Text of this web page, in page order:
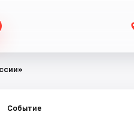
Событие